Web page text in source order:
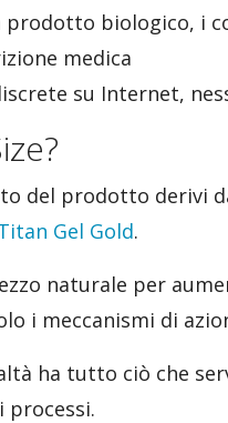
biologico, i
medica
su Internet,
del prodotto derivi
Gel Gold.
naturale per
i meccanismi di
ha tutto ciò che